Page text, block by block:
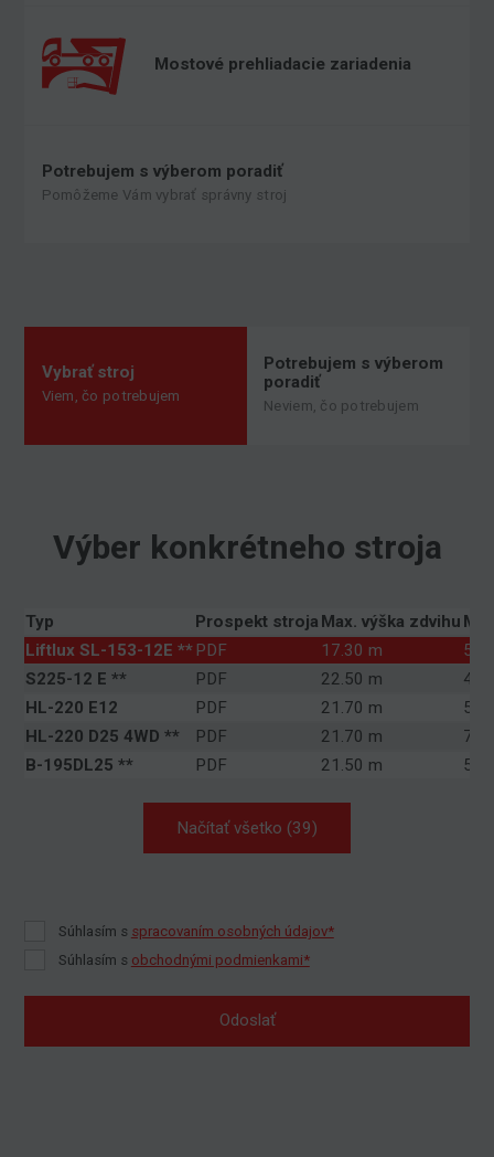
Mostové prehliadacie zariadenia
Potrebujem s výberom poradiť
Pomôžeme Vám vybrať správny stroj
Vybrať stroj
Viem, čo potrebujem
Potrebujem s výberom
poradiť
Neviem, čo potrebujem
Výber konkrétneho stroja
Typ Prospekt stroja Max. výška zdvihu
Liftlux SL-153-12E ** PDF 17.30 m
S225-12 E **
PDF 22.50 m
HL-220 E12
PDF 21.70 m
HL-220 D25 4WD **
PDF 21.70 m
B-195DL25 **
PDF 21.50 m
Načítať všetko (39)
Súhlasím s spracovaním osobných údajov*
Súhlasím s obchodnými podmienkami*
Odoslať